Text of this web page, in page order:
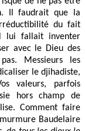
Il faudrait que la
du fait
lui fallait inventer
avec le Dieu des
Messieurs les
le djihadiste,
valeurs, parfois
hors champ de
Comment faire
Baudelaire